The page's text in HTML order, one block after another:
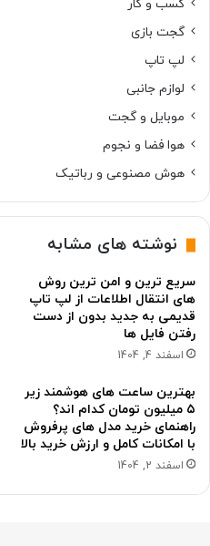
کسب و کار
گجت بازی
لپ تاپ
لوازم جانبی
موبایل و گجت
هوا فضا و نجوم
هوش مصنوعی و رباتیک
نوشته های مشابه
سریع ترین و امن ترین روش
های انتقال اطلاعات از لپ تاپ
قدیمی به جدید بدون از دست
رفتن فایل ها
اسفند 4, 1404
بهترین ساعت های هوشمند زیر
۵ میلیون تومان کدام اند؟
راهنمای خرید مدل های پرفروش
با امکانات کامل و ارزش خرید بالا
اسفند 2, 1404